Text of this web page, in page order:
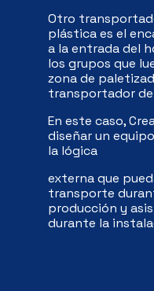
Otro
plástica es el
a la entrada del
los grupos que
zona de
transportador de
En este caso,
diseñar un
la lógica
externa que
transporte
producción y
durante la